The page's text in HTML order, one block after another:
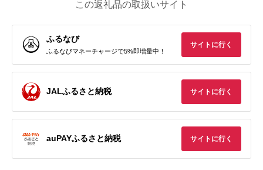
この返礼品の取扱いサイト
ふるなび
ふるなびマネーチャージで5%即増量中！
サイトに行く
JALふるさと納税 サイトに行く
auPAYふるさと納税 サイトに行く